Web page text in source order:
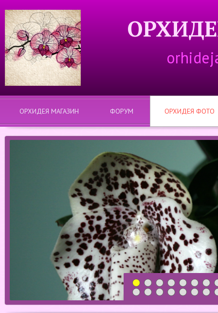
ОРХИДЕЯ МАГАЗИН ФОРУМ ОРХИДЕЯ ФОТО
1 2 3 4 5 6 7
8
19 20 21 22 23 24 25